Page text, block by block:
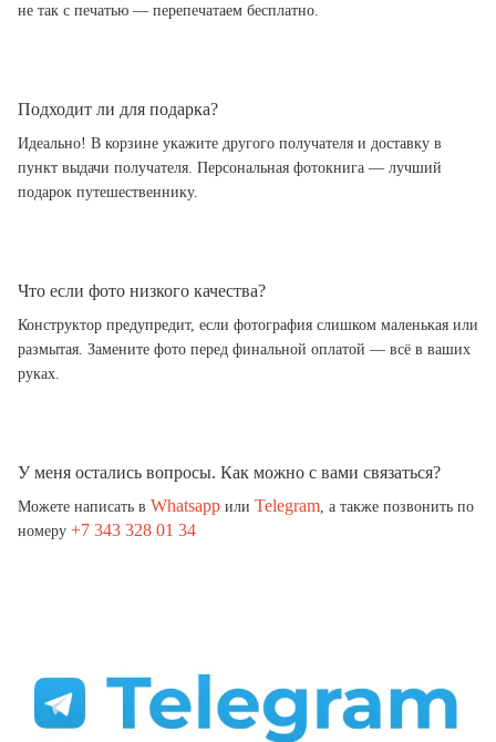
не так с печатью — перепечатаем бесплатно.
Подходит ли для подарка?
Идеально! В корзине укажите другого получателя и доставку в
пункт выдачи получателя. Персональная фотокнига — лучший
подарок путешественнику.
Что если фото низкого качества?
Конструктор предупредит, если фотография слишком маленькая или
размытая. Замените фото перед финальной оплатой — всё в ваших
руках.
У меня остались вопросы. Как можно с вами связаться?
Можете написать в Whatsapp или Telegram , а также позвонить по
номеру +7 343 328 01 34